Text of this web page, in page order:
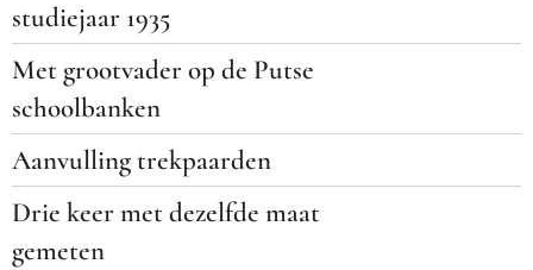
studiejaar 1935
Met grootvader op de Putse
schoolbanken
Aanvulling trekpaarden
Drie keer met dezelfde maat
gemeten